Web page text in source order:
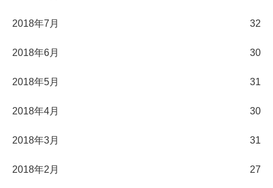
2018年7月 32
2018年6月 30
2018年5月 31
2018年4月 30
2018年3月 31
2018年2月 27